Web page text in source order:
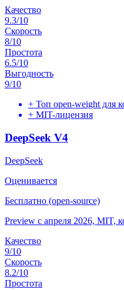
Качество
9.3/10
Скорость
8/10
Простота
6.5/10
Выгодность
9/10
+ Топ open-weight для
+ MIT-лицензия
DeepSeek V4
DeepSeek
Оценивается
Бесплатно (open-source)
Preview с апреля 2026, MIT,
Качество
9/10
Скорость
8.2/10
Простота